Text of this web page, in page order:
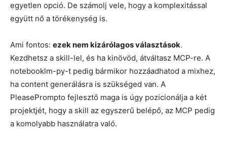
egyetlen opció. De számolj vele, hogy a komplexitással
együtt nő a törékenység is.
Ami fontos: ezek nem kizárólagos választások.
Kezdhetsz a skill-lel, és ha kinövöd, átváltasz MCP-re. A
notebooklm-py-t pedig bármikor hozzáadhatod a mixhez,
ha content generálásra is szükséged van. A
PleasePrompto fejlesztő maga is úgy pozicionálja a két
projektjét, hogy a skill az egyszerű belépő, az MCP pedig
a komolyabb használatra való.